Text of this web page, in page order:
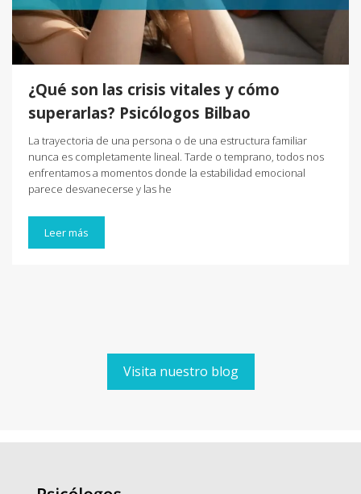
¿Qué son las crisis vitales y cómo
superarlas? Psicólogos Bilbao
La trayectoria de una persona o de una estructura familiar
nunca es completamente lineal. Tarde o temprano, todos nos
enfrentamos a momentos donde la estabilidad emocional
parece desvanecerse y las he
Leer más
Visita nuestro blog